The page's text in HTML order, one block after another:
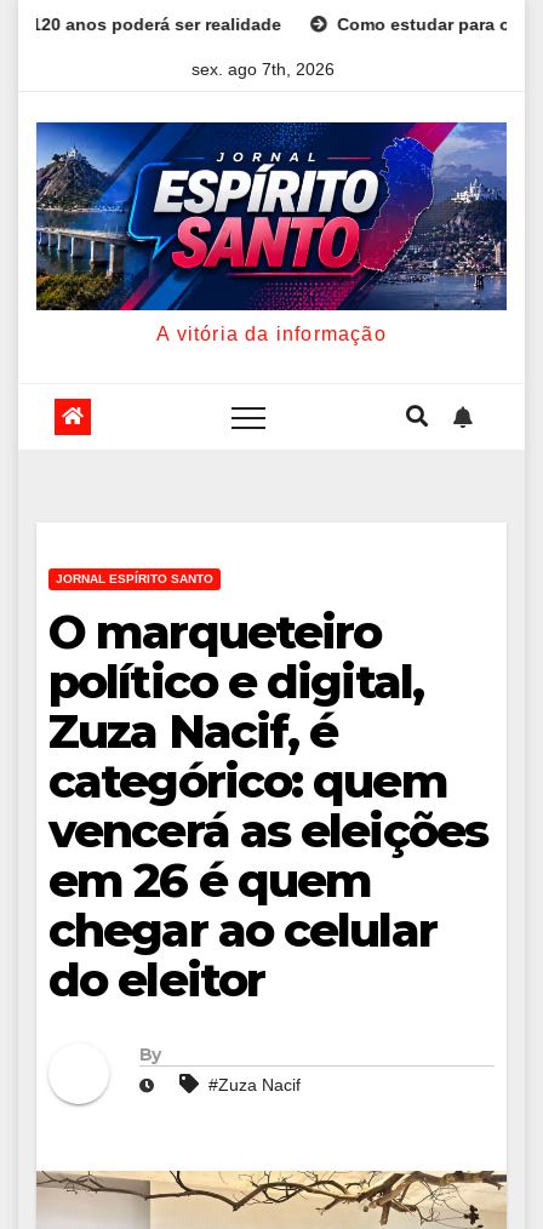
Skip
poderá ser realidade Como estudar para o Enem: guia
sex. ago 7th, 2026
A vitória da informação
JORNAL ESPÍRITO SANTO
O marqueteiro
político e digital,
Zuza Nacif, é
categórico: quem
vencerá as eleições
em 26 é quem
chegar ao celular
do eleitor
By
#Zuza Nacif